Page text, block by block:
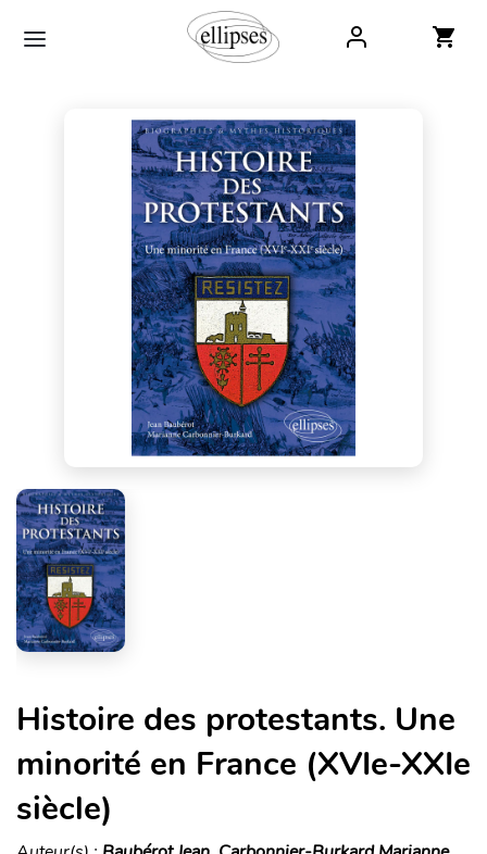
Histoire des protestants. Une
minorité en France (XVIe-XXIe
siècle)